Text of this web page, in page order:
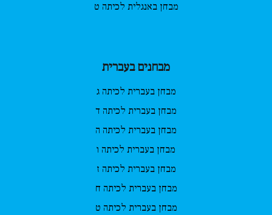
מבחן באנגלית לכיתה ט
מבחנים בעברית
מבחן בעברית לכיתה ג
מבחן בעברית לכיתה ד
מבחן בעברית לכיתה ה
מבחן בעברית לכיתה ו
מבחן בעברית לכיתה ז
מבחן בעברית לכיתה ח
מבחן בעברית לכיתה ט